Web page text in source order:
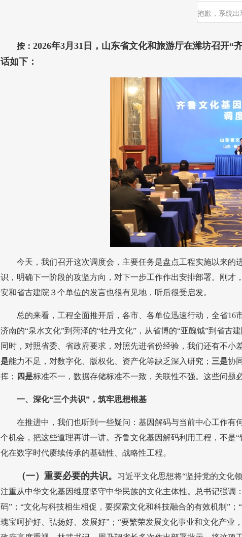
抱歉，系统出
按： 2026年3月31日，山东省文化和旅游厅在潍坊召开
话如下：
今天，我们召开这次调度会，主要任务是盘点工程实施以来
识，明确下一阶段的攻坚方向，对下一步工作作出安排部署。刚
安和省古建院３个单位的发言也很有见地，听后很受启发。
总的来看，工程全面推开后，各市、各单位迅速行动，全省16
济南的“泉水文化”到菏泽的“牡丹文化”，从省博的“亚醜钺”到省古
同时，对照省委、省政府要求，对照先进省份经验，我们还有不小
是能力不足，对数字化、版权化、资产化等缺乏深入研究； 三是协
挥； 四是标准不一，数据存储标准不一致，关联性不强。这些问题
一、深化“三个共识”，筑牢思想根基
在推进中，我们也听到一些疑问：基因解码与当前中心工作
个机会，把这些道理再讲一讲。齐鲁文化基因解码利用工程，不是
化在数字时代赓续传承的基础性、战略性工程。
（一）重要必要的共识。
习近平文化思想将“坚持党的文化
注重从中华文化基因维度坚守中华民族的文化主体性。总书记强调
码”；“文化与科技相生相促，要探索文化和科技融合的有效机制”
瑰宝呵护好、弘扬好、发展好”；“要繁荣发展文化事业和文化产业